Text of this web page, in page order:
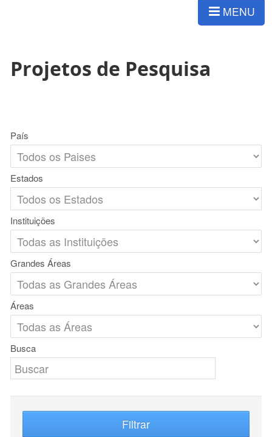
MENU
Projetos de Pesquisa
País
Estados
Instituições
Grandes Áreas
Áreas
Busca
Filtrar